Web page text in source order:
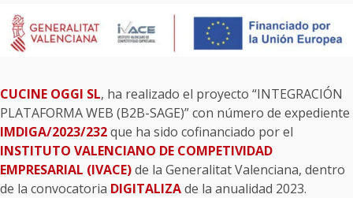
CUCINE OGGI SL, ha realizado el proyecto “INTEGRACIÓN
PLATAFORMA WEB (B2B-SAGE)” con número de expediente
IMDIGA/2023/232que ha sido cofinanciado por el
INSTITUTO VALENCIANO DE COMPETIVIDAD
EMPRESARIAL (IVACE)de la Generalitat Valenciana, dentro
de la convocatoria DIGITALIZAde la anualidad 2023.